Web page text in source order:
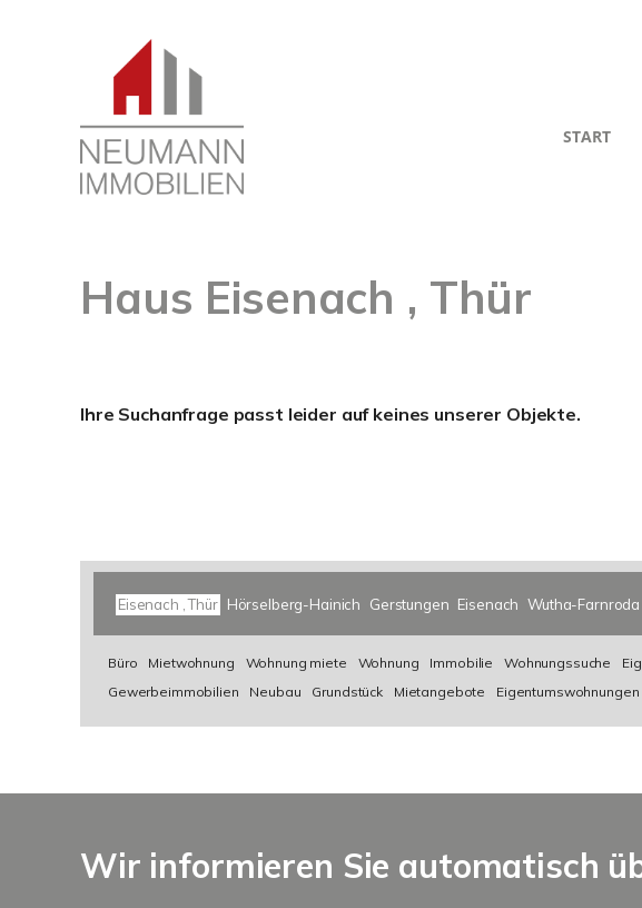
START
Haus Eisenach , Thür
Ihre Suchanfrage passt leider auf keines unserer Objekte.
Eisenach , Thür Hörselberg-Hainich Gerstungen Eisenach Wutha-Farnroda
Büro Mietwohnung Wohnung miete Wohnung Immobilie Wohnungssuche
Gewerbeimmobilien
Neubau Grundstück Mietangebote Eigentumswohnungen
Wir informieren Sie automatisch